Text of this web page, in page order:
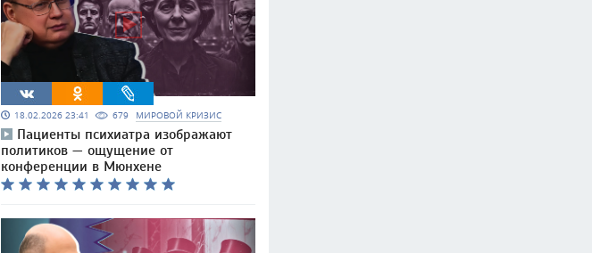
18.02.2026 23:41 679 МИРОВОЙ КРИЗИС
Пациенты психиатра изображают
политиков — ощущение от
конференции в Мюнхене